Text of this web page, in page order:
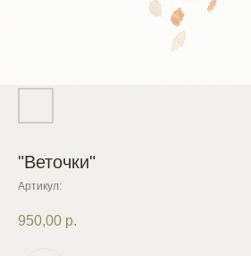
"Веточки"
Артикул:
950,00 р.